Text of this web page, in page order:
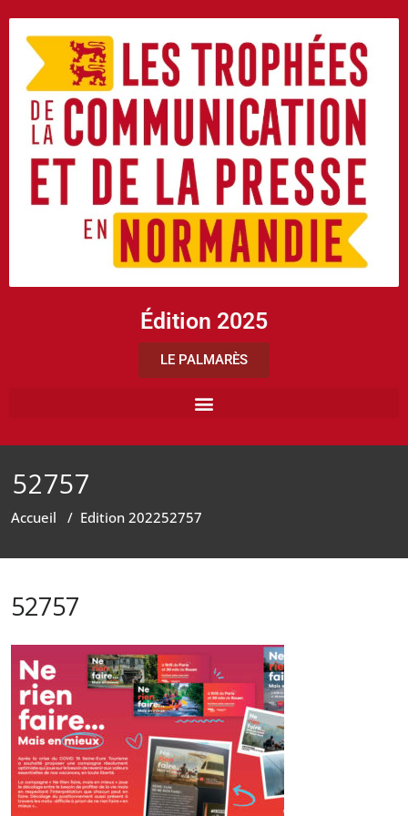
Édition 2025
LE PALMARÈS
52757
Accueil / Edition 202252757
52757